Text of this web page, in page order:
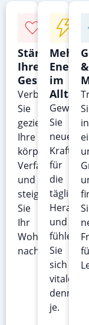
Stärkung
Ihrer
Gesundheit
Verbessern
Sie
gezielt
Ihre
körperliche
Verfassung
und
steigern
Sie
Ihr
Wohlbefinden
nachhaltig.
Mehr
Energie
im
Alltag
Sie
neue
Kraft
für
die
und
fühlen
Sie
sich
vitaler
denn
je.
&
in